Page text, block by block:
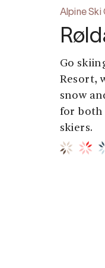
Alpine Ski
Go
Resort,
snow
for both
skiers.